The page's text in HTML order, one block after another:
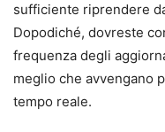
sufficiente riprendere
Dopodiché, dovreste
frequenza degli
meglio che avvengano
tempo reale.